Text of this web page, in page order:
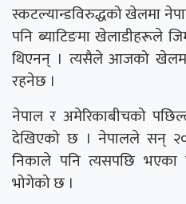
स्कटल्यान्डविरुद्धको खेलमा
पनि ब्याटिङमा खेलाडीहरूले
थिएनन् । त्यसैले आजको
रहनेछ ।
नेपाल र अमेरिकाबीचको
देखिएको छ । नेपालले सन्
निकाले पनि त्यसपछि भएका
भोगेको छ ।